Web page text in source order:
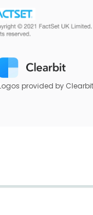
provided by Clearbit